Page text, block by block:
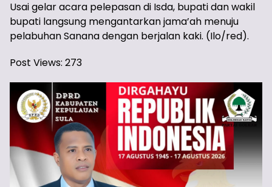
Usai gelar acara pelepasan di Isda, bupati dan wakil
bupati langsung mengantarkan jama’ah menuju
pelabuhan Sanana dengan berjalan kaki. (Ilo/red).
Post Views: 273